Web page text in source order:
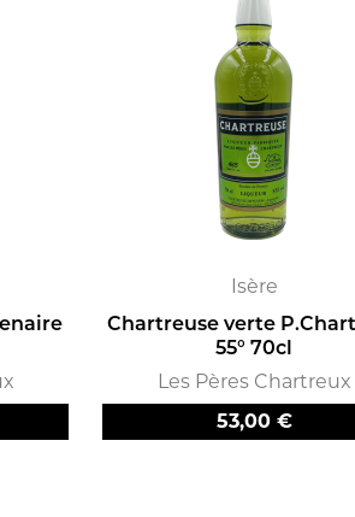
Isère
Chartreuse verte
55° 70cl
Les Pères Chartreux
Prix
53,00 €